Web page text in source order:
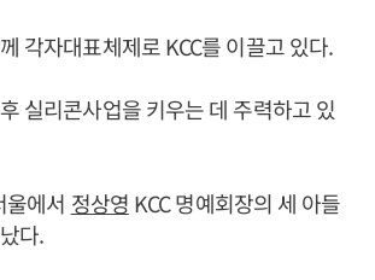
각자대표체제로 KCC를 이끌고 있다.
실리콘사업을 키우는 데 주력하고 있
에서 정상영 KCC 명예회장의 세 아들
다.